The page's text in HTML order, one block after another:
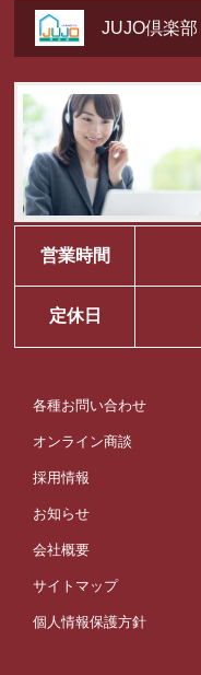
JUJO倶楽部
営業時間
定休日
各種お問い合わせ
オンライン商談
採用情報
お知らせ
会社概要
サイトマップ
個人情報保護方針